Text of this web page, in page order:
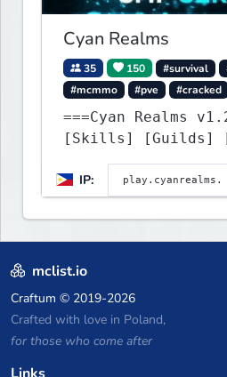
Cyan Realms
35 150 #survival
#mcmmo
#pve #cracked
===Cyan Realms
[Skills] [Guilds]
[Unique] [No
IP:
mclist.io
Craftum © 2019-2026
Crafted with love in Poland,
for those who come after